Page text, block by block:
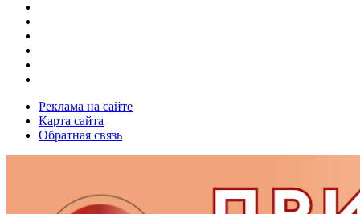
Реклама на сайте
Карта сайта
Обратная связь